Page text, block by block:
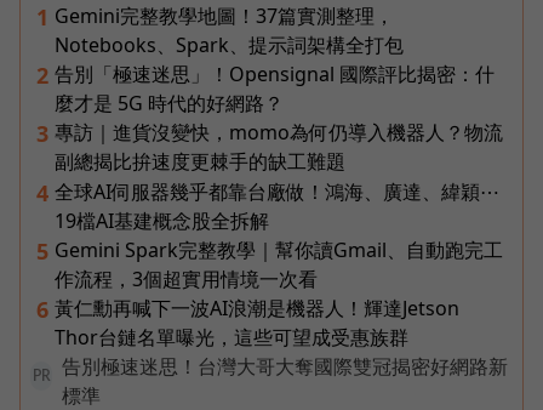
1 Gemini完整教學地圖！37篇實測整理，
Notebooks、Spark、提示詞架構全打包
2 告別「極速迷思」！Opensignal 國際評比揭密：什
麼才是 5G 時代的好網路？
3 專訪｜進貨沒變快，momo為何仍導入機器人？物流
副總揭比拚速度更棘手的缺工難題
4 全球AI伺服器幾乎都靠台廠做！鴻海、廣達、緯穎⋯
19檔AI基建概念股全拆解
5 Gemini Spark完整教學｜幫你讀Gmail、自動跑完工
作流程，3個超實用情境一次看
6 黃仁勳再喊下一波AI浪潮是機器人！輝達Jetson
Thor台鏈名單曝光，這些可望成受惠族群
PR
告別極速迷思！台灣大哥大奪國際雙冠揭密好網路新
標準